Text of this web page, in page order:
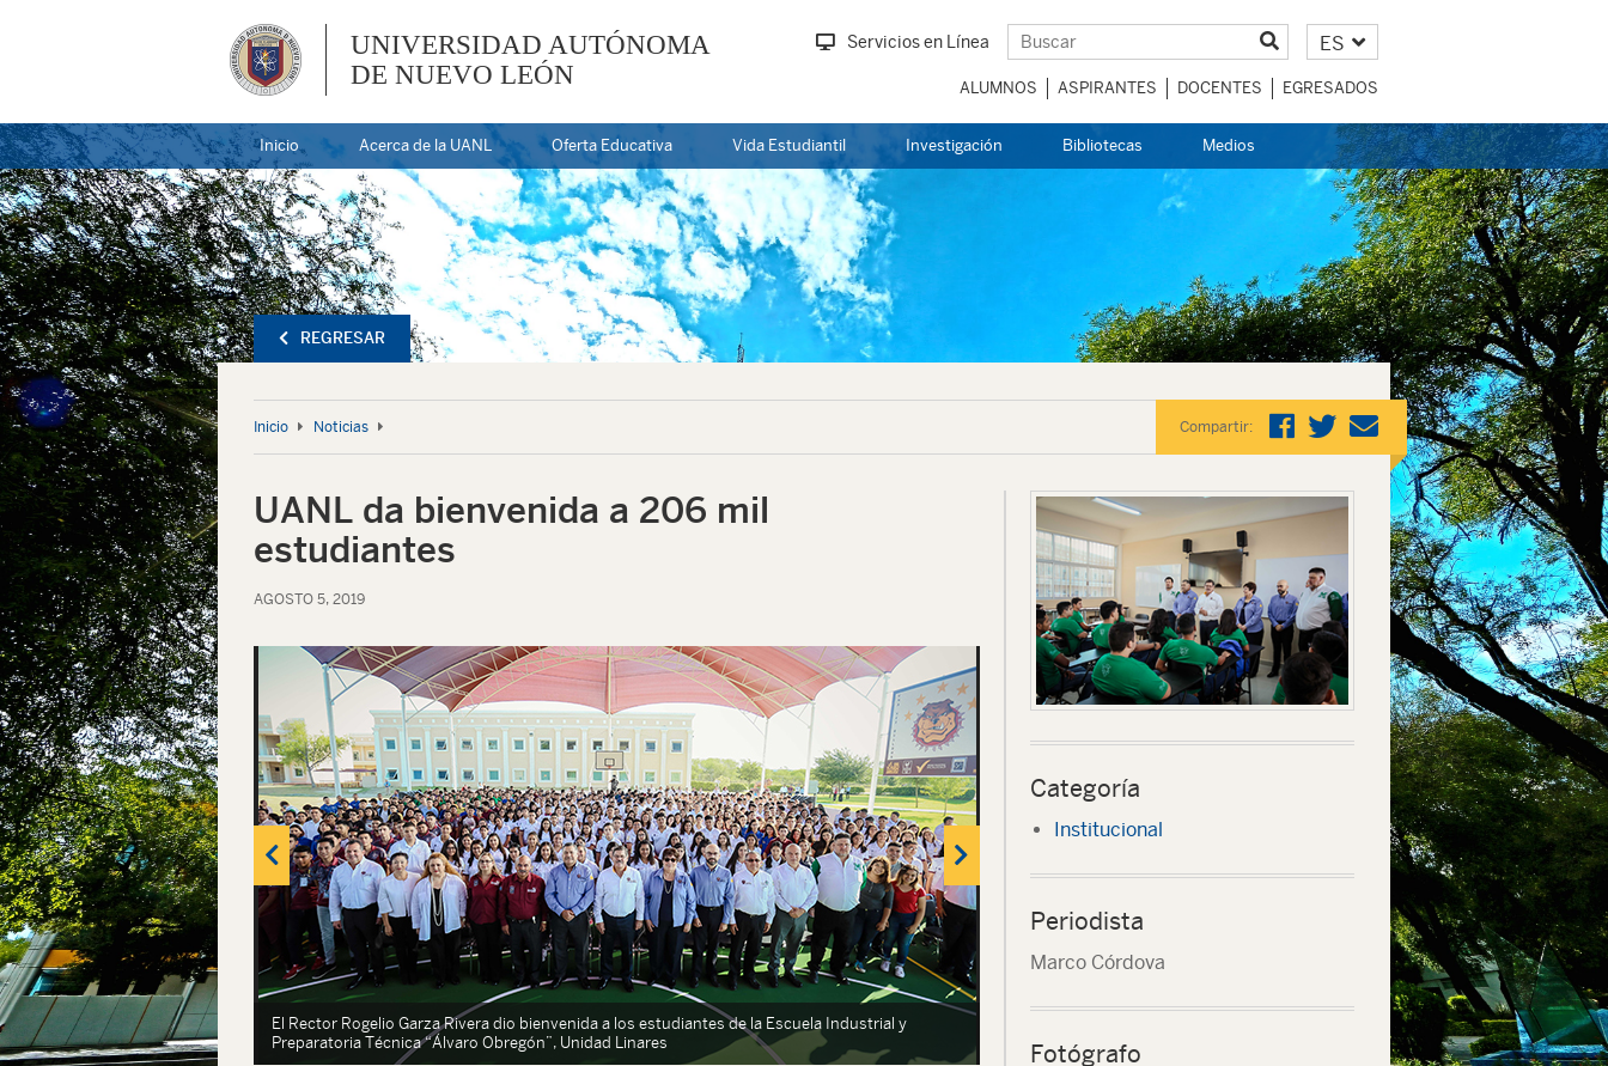
UNIVERSIDAD AUTÓNOMA
DE NUEVO LEÓN
Servicios en Línea ES
ALUMNOS ASPIRANTES DOCENTES EGRESADOS
Inicio Acerca de la UANL Oferta Educativa Vida Estudiantil Investigación Bibliotecas Medios
REGRESAR
Inicio Noticias Compartir:
UANL da bienvenida a 206 mil
estudiantes
AGOSTO 5, 2019
El Rector Rogelio Garza Rivera dio bienvenida a los estudiantes de la Escuela Industrial y
Preparatoria Técnica “Álvaro Obregón”, Unidad Linares
En el arranque del semestre agosto-diciembre 2019 el rector inauguró la Unidad
Linares
Categoría
Institucional
Periodista
Marco Córdova
Fotógrafo